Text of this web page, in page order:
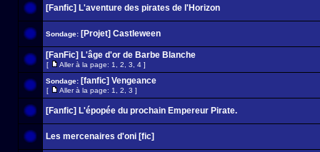
[Fanfic] L'aventure des pirates de l'Horizon
Sondage: [Projet] Castleween
[FanFic] L'âge d'or de Barbe Blanche
[ Aller à la page: 1 2 3 4 ]
Sondage: [fanfic] Vengeance
[ Aller à la page: 1 2 3 ]
[Fanfic] L'épopée du prochain Empereur Pirate.
Les mercenaires d'oni [fic]